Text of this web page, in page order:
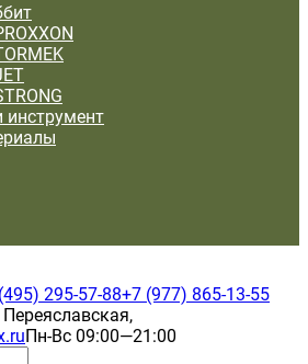
инструмент
295-57-88+7 (977) 865-13-55
Пн-Вс 09:00—21:00